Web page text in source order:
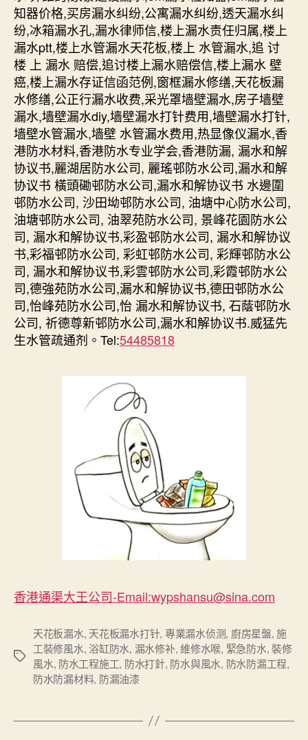
知器价格,买房漏水纠纷,公寓漏水纠纷,透天漏水纠
纷,冰箱漏水孔,漏水律师信,楼上漏水责任归属,楼上
漏水ptt,楼上水管漏水天花板,楼上 水管漏水,追 讨
楼 上 漏水 赔偿,追讨楼上漏水赔偿信,楼上漏水 壁
癌,楼上漏水存证信函范例,窗框漏水修缮,天花板漏
水修缮,公正行漏水收费,采光罩墙壁漏水,房子墙壁
漏水,墙壁漏水diy,墙壁漏水打针费用,墙壁漏水打针,
墙壁水管漏水,墙壁 水管漏水费用,热显像仪漏水,香
港防水材料,香港防水专业学会,香港防漏, 漏水和解
协议书,麗湖居防水公司, 麗瑤邨防水公司,漏水和解
协议书 橫頭磡邨防水公司,漏水和解协议书 水邊圍
邨防水公司, 沙田坳邨防水公司, 油塘中心防水公司,
油塘邨防水公司, 油翠苑防水公司, 景峰花園防水公
司, 漏水和解协议书,彩盈邨防水公司, 漏水和解协议
书,彩福邨防水公司, 彩虹邨防水公司, 彩輝邨防水公
司, 漏水和解协议书,彩雲邨防水公司,彩霞邨防水公
司,德強苑防水公司,漏水和解协议书,德田邨防水公
司,怡峰苑防水公司,怡 漏水和解协议书, 石蔭邨防水
公司, 祈德尊新邨防水公司,漏水和解协议书.威猛先
生水管疏通剂。Tel:54485818
香港通渠大王公司-Email:wypshansu@sina.com
Tags
天花板漏水, 天花板漏水打针, 專業漏水侦测, 廚房星盤,施
工裝修風水, 浴缸防水, 漏水修补,維修水喉, 緊急防水,裝修
風水, 防水工程施工, 防水打針, 防水與風水, 防水防漏工程,
防水防漏材料, 防漏油漆